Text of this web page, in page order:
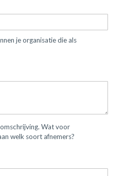
je organisatie die als
Wat voor
welk soort afnemers?